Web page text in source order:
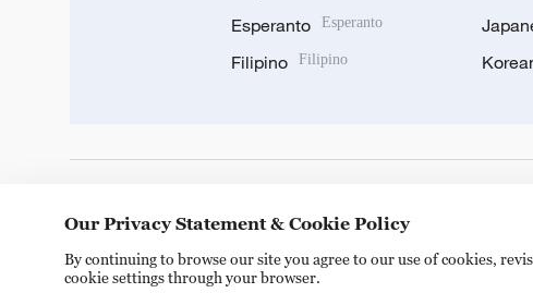
Esperanto Esperanto
Filipino Filipino
Our Privacy Statement & Cookie Policy
By continuing to browse our site you agree to our use of cookies,
cookie settings through your browser.